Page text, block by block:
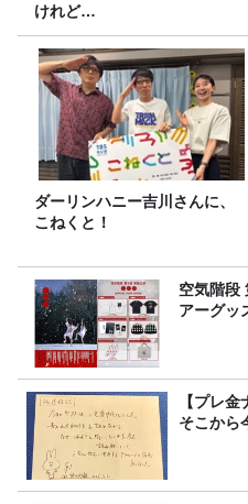
けれど…
ダーリンハニー吉川さんに、
こねくと！
空気階段
アーグッ
【プレ
そこから